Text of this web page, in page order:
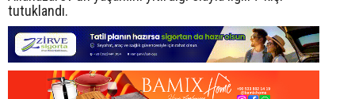
tutuklandı.